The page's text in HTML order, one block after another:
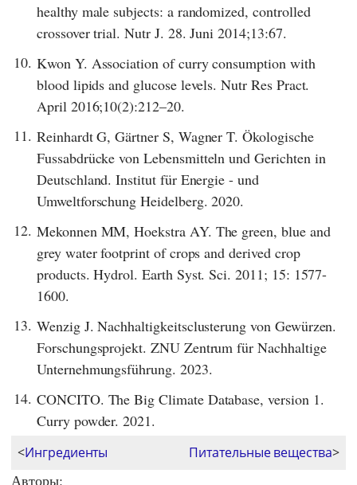
healthy male subjects: a randomized, controlled
crossover trial. Nutr J. 28. Juni 2014;13:67.
10. Kwon Y. Association of curry consumption with
blood lipids and glucose levels. Nutr Res Pract.
April 2016;10(2):212–20.
11. Reinhardt G, Gärtner S, Wagner T. Ökologische
Fussabdrücke von Lebensmitteln und Gerichten in
Deutschland. Institut für Energie - und
Umweltforschung Heidelberg. 2020.
12. Mekonnen MM, Hoekstra AY. The green, blue and
grey water footprint of crops and derived crop
products. Hydrol. Earth Syst. Sci. 2011; 15: 1577-
1600.
13. Wenzig J. Nachhaltigkeitsclusterung von Gewürzen.
Forschungsprojekt. ZNU Zentrum für Nachhaltige
Unternehmungsführung. 2023.
14. CONCITO. The Big Climate Database, version 1.
Curry powder. 2021.
<Ингредиенты Питательные вещества>
Авторы: